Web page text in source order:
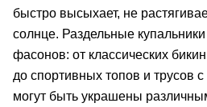
быстро высыхает, не
солнце. Раздельные
фасонов: от классических
до спортивных топов и трусов
могут быть украшены